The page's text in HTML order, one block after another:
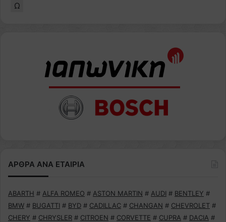
Ω
ΑΡΘΡΑ ΑΝΑ ΕΤΑΙΡΙΑ
ABARTH # ALFA ROMEO # ASTON MARTIN # AUDI # BENTLEY #
BMW # BUGATTI # BYD # CADILLAC # CHANGAN # CHEVROLET #
CHERY # CHRYSLER # CITROEN # CORVETTE # CUPRA # DACIA #